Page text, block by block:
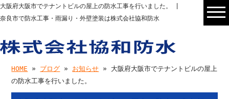
大阪府大阪市でテナントビルの屋上の防水工事を行いました。 |
奈良市で防水工事・雨漏り・外壁塗装は株式会社協和防水
HOME » ブログ » お知らせ » 大阪府大阪市でテナントビルの屋上
の防水工事を行いました。